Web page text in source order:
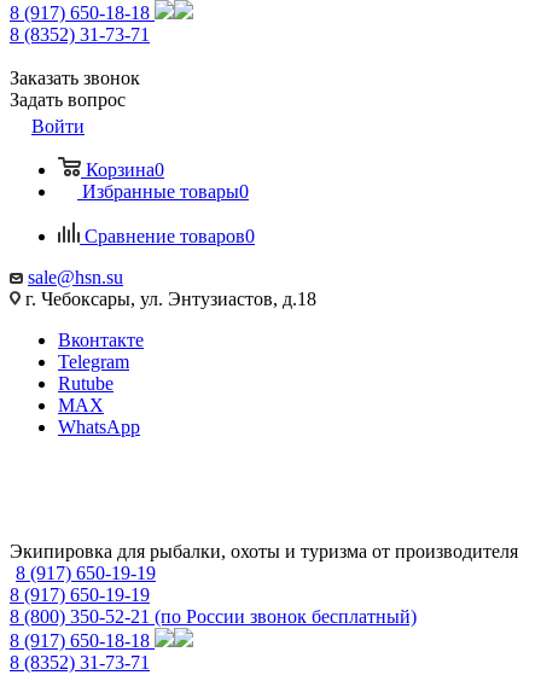
8 (917) 650-18-18
8 (8352) 31-73-71
Заказать звонок
Задать вопрос
Войти
Корзина0
Избранные товары0
Сравнение товаров0
sale@hsn.su
г. Чебоксары, ул. Энтузиастов, д.18
Вконтакте
Telegram
Rutube
MAX
WhatsApp
Экипировка для рыбалки, охоты и туризма от производителя
8 (917) 650-19-19
8 (917) 650-19-19
8 (800) 350-52-21 (по России звонок бесплатный)
8 (917) 650-18-18
8 (8352) 31-73-71